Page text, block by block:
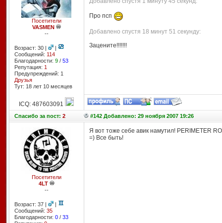
Посетители
VASMEN
--
Возраст: 30 |
|
Сообщений: 114
Благодарности: 9/ 53
Репутация: 1
Предупреждений: 1
Друзья
Тут: 18 лет 10 месяцев
Про псп
Добавлено спустя 18 минут 51 секунду:
Зацените!!!!!!!
ICQ: 487603091
Спасибоза пост: 2 #142 Добавлено: 29 ноября 2007 19:26
Посетители
4LT
--
Возраст: 37 |
|
Сообщений: 35
Благодарности: 0/ 33
Я вот тоже себе авик намутил! PERIMETER
=) Все быть!